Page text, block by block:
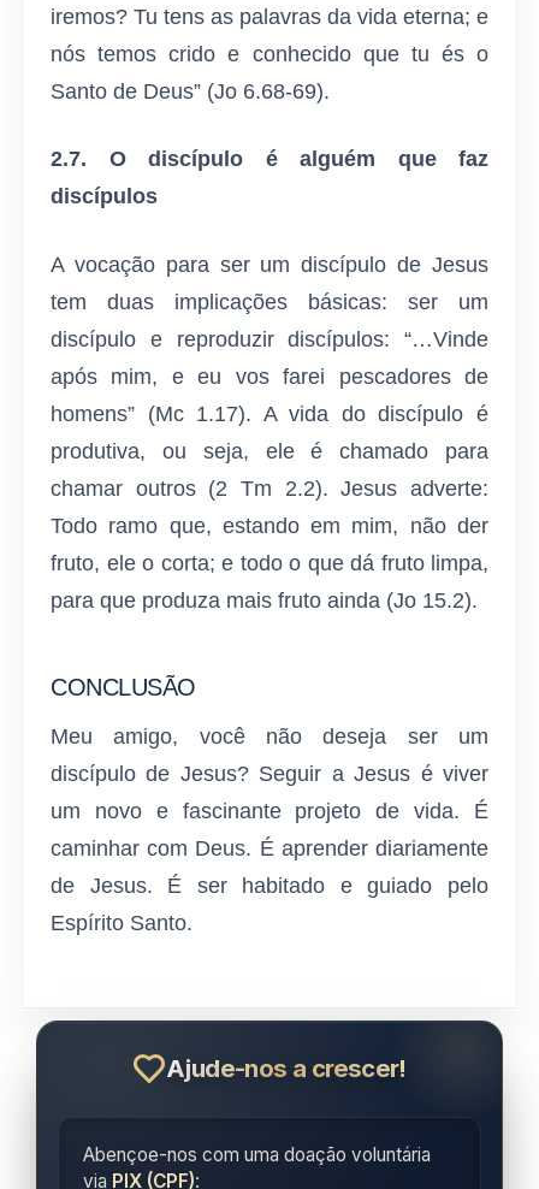
iremos? Tu tens as palavras da vida eterna; e
nós temos crido e conhecido que tu és o
Santo de Deus” (Jo 6.68-69).
2.7. O discípulo é alguém que faz
discípulos
A vocação para ser um discípulo de Jesus
tem duas implicações básicas: ser um
discípulo e reproduzir discípulos: “…Vinde
após mim, e eu vos farei pescadores de
homens” (Mc 1.17). A vida do discípulo é
produtiva, ou seja, ele é chamado para
chamar outros (2 Tm 2.2). Jesus adverte:
Todo ramo que, estando em mim, não der
fruto, ele o corta; e todo o que dá fruto limpa,
para que produza mais fruto ainda (Jo 15.2).
CONCLUSÃO
Meu amigo, você não deseja ser um
discípulo de Jesus? Seguir a Jesus é viver
um novo e fascinante projeto de vida. É
caminhar com Deus. É aprender diariamente
de Jesus. É ser habitado e guiado pelo
Espírito Santo.
Ajude-nos a crescer!
Abençoe-nos com uma doação voluntária
via PIX (CPF):